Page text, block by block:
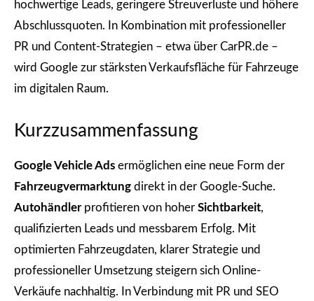
hochwertige Leads, geringere Streuverluste und höhere
Abschlussquoten. In Kombination mit professioneller
PR und Content-Strategien – etwa über CarPR.de –
wird Google zur stärksten Verkaufsfläche für Fahrzeuge
im digitalen Raum.
Kurzzusammenfassung
Google Vehicle Ads ermöglichen eine neue Form der
Fahrzeugvermarktung direkt in der Google-Suche.
Autohändlerprofitieren von hoher Sichtbarkeit,
qualifizierten Leads und messbarem Erfolg. Mit
optimierten Fahrzeugdaten, klarer Strategie und
professioneller Umsetzung steigern sich Online-
Verkäufe nachhaltig. In Verbindung mit PR und SEO